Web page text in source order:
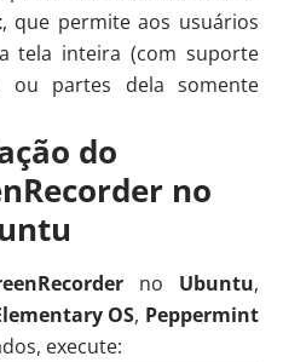
, que permite aos usuários
tela inteira (com suporte
ou partes dela somente
do
no
no Ubuntu,
OS, Peppermint
execute: